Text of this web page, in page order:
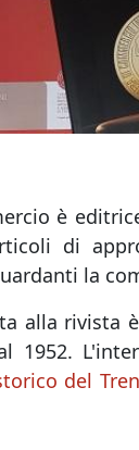
è
di
la
alla rivista
1952.
del